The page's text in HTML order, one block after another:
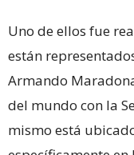
Uno de ellos fue
están
Armando
del mundo con la
mismo está